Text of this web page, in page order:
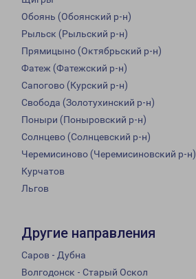
Обоянь (Обоянский р-н)
Рыльск (Рыльский р-н)
Прямицыно (Октябрьский р-н)
Фатеж (Фатежский р-н)
Сапогово (Курский р-н)
Свобода (Золотухинский р-н)
Поныри (Поныровский р-н)
Солнцево (Солнцевский р-н)
Черемисиново (Черемисиновский р-н)
Курчатов
Льгов
Другие направления
Саров - Дубна
Волгодонск - Старый Оскол